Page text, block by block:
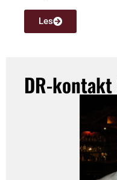
Les
DR-kontakt